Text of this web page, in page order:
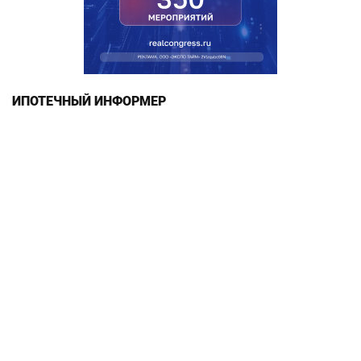
ИПОТЕЧНЫЙ ИНФОРМЕР